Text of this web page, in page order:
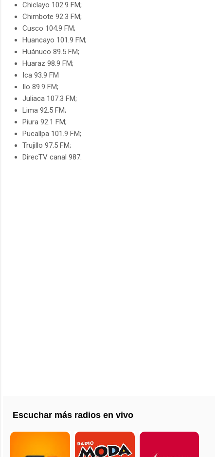
Chiclayo 102.9 FM;
Chimbote 92.3 FM;
Cusco 104.9 FM;
Huancayo 101.9 FM;
Huánuco 89.5 FM;
Huaraz 98.9 FM;
Ica 93.9 FM
Ilo 89.9 FM;
Juliaca 107.3 FM;
Lima 92.5 FM;
Piura 92.1 FM;
Pucallpa 101.9 FM;
Trujillo 97.5 FM;
DirecTV canal 987.
Escuchar más radios en vivo